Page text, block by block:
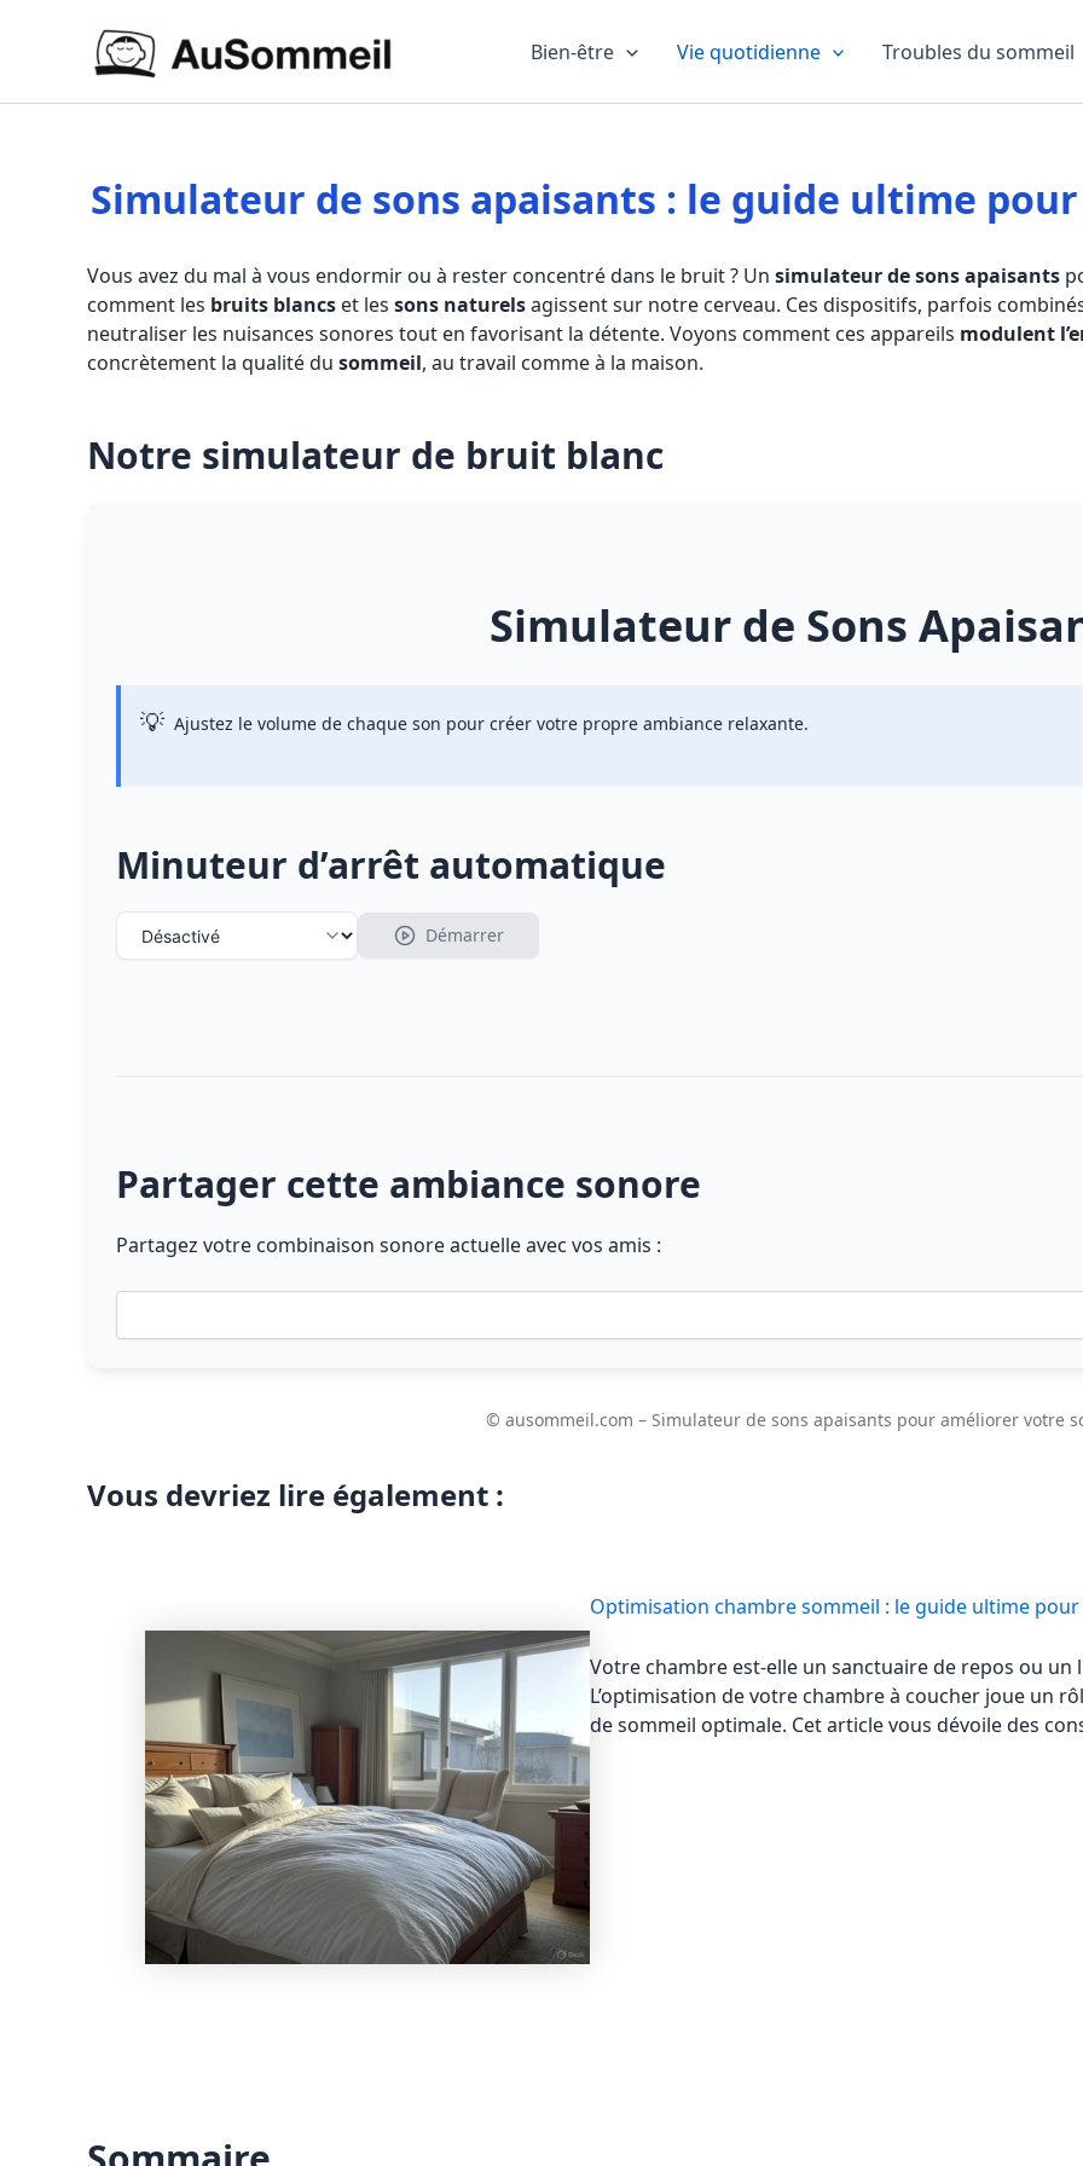
Bien-être Vie quotidienne Troubles du sommeil
Simulateur de sons apaisants : le guide ultime
Vous avez du mal à vous endormir ou à rester concentré dans le bruit ? Un simulateur de sons apaisants
comment les bruits blancs et les sons naturelsagissent sur notre cerveau. Ces dispositifs, parfois
neutraliser les nuisances sonores tout en favorisant la détente. Voyons comment ces appareils modulent
concrètement la qualité du sommeil, au travail comme à la maison.
Notre simulateur de bruit blanc
Simulateur de Sons
Ajustez le volume de chaque son pour créer votre propre ambiance relaxante.
Minuteur d’arrêt automatique
Démarrer
Partager cette ambiance sonore
Partagez votre combinaison sonore actuelle avec vos amis :
© ausommeil.com – Simulateur de sons apaisants pour améliorer votre
Vous devriez lire également :
Optimisation chambre sommeil : le guide ultime
Votre chambre est-elle un sanctuaire de repos ou
L’optimisation de votre chambre à coucher joue un
de sommeil optimale. Cet article vous dévoile des